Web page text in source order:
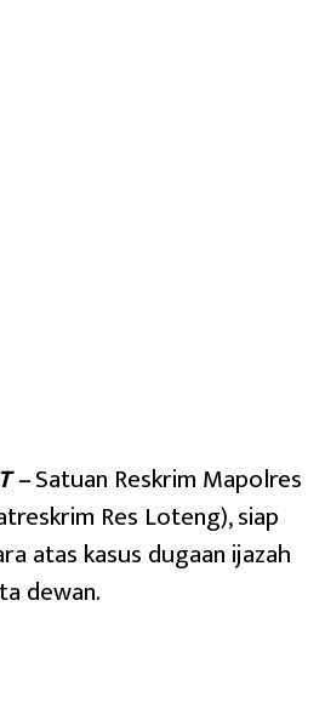
–Satuan Reskrim Mapolres
Res Loteng), siap
atas kasus dugaan ijazah
dewan.